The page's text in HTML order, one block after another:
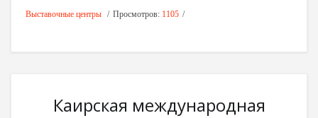
Выставочные центры Просмотров: 1105
Каирская международная